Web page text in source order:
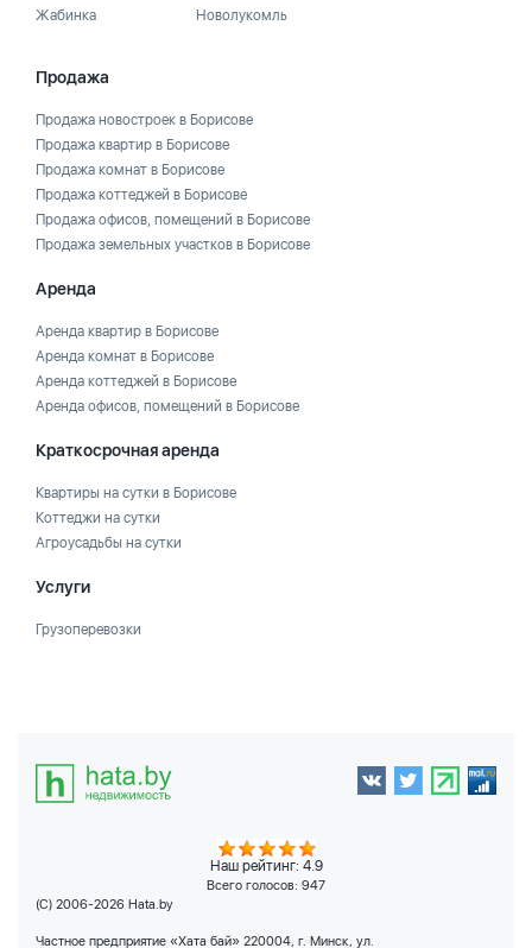
Жабинка
Новолукомль
Продажа
Продажа новостроек в Борисове
Продажа квартир в Борисове
Продажа комнат в Борисове
Продажа коттеджей в Борисове
Продажа офисов, помещений в Борисове
Продажа земельных участков в Борисове
Аренда
Аренда квартир в Борисове
Аренда комнат в Борисове
Аренда коттеджей в Борисове
Аренда офисов, помещений в Борисове
Краткосрочная аренда
Квартиры на сутки в Борисове
Коттеджи на сутки
Агроусадьбы на сутки
Услуги
Грузоперевозки
Наш рейтинг: 4.9
Всего голосов: 947
(C) 2006-2026 Hata.by
Частное предприятие «Хата бай» 220004, г. Минск, ул.